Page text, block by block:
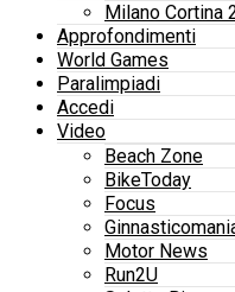
Milano Cortina
Approfondimenti
World Games
Paralimpiadi
Accedi
Video
Beach Zone
BikeToday
Focus
Motor News
Run2U